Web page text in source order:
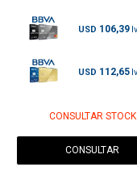
USD 106,39
USD 112,65
CONSULTAR STOCK
CONSULTAR